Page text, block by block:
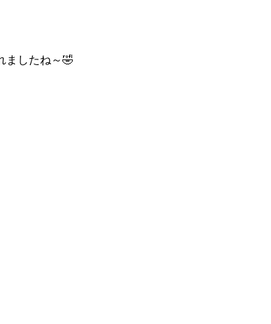
ましたね～🤣